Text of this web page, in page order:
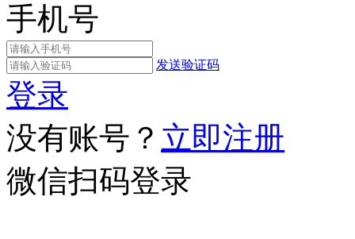
手机号
发送验证码
登录
没有账号？ 立即注册
微信扫码登录